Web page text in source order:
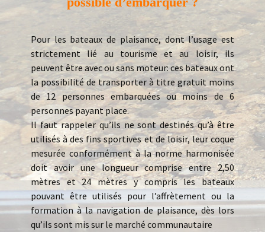
Pour les bateaux de plaisance, dont l’usage est
strictement lié au tourisme et au loisir, ils
peuvent être avec ou sans moteur: ces bateaux ont
la possibilité de transporter à titre gratuit moins
de 12 personnes embarquées ou moins de 6
personnes payant place.
Il faut rappeler qu’ils ne sont destinés qu’à être
utilisés à des fins sportives et de loisir, leur coque
mesurée conformément à la norme harmonisée
doit avoir une longueur comprise entre 2,50
mètres et 24 mètres y compris les bateaux
pouvant être utilisés pour l’affrètement ou la
formation à la navigation de plaisance, dès lors
qu’ils sont mis sur le marché communautaire